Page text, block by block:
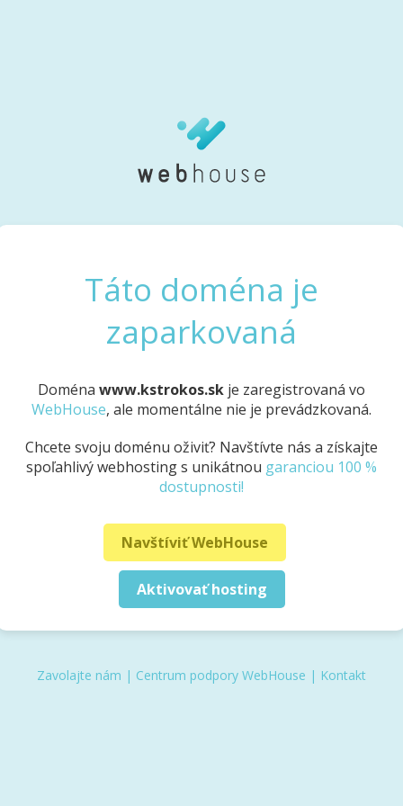
Táto doména je
zaparkovaná
Doména www.kstrokos.sk je zaregistrovaná vo
WebHouse, ale momentálne nie je prevádzkovaná.
Chcete svoju doménu oživiť? Navštívte nás a získajte
spoľahlivý webhosting s unikátnou garanciou 100 %
dostupnosti!
Navštíviť WebHouse
Aktivovať hosting
Zavolajte nám | Centrum podpory WebHouse | Kontakt